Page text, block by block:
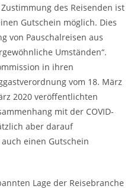
des Reisenden ist
Gutschein möglich. Dies
von Pauschalreisen aus
Umständen“.
in ihren
vom 18. März
2020 veröffentlichten
mit der COVID-
aber darauf
einen Gutschein
Lage der Reisebranche